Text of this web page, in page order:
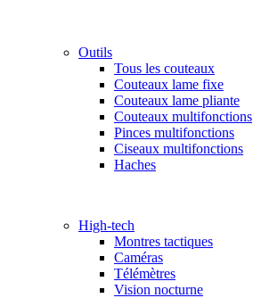
Outils
Tous les couteaux
Couteaux lame fixe
Couteaux lame pliante
Couteaux multifonctions
Pinces multifonctions
Ciseaux multifonctions
Haches
High-tech
Montres tactiques
Caméras
Télémètres
Vision nocturne